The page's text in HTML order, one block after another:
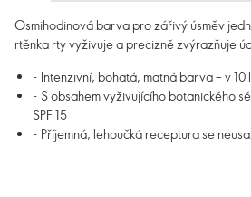
Osmihodinová barva pro zářivý úsměv
rtěnka rty vyživuje a precizně zvýrazňuje
- Intenzivní, bohatá, matná barva – v
- S obsahem vyživujícího botanického
SPF 15
- Příjemná, lehoučká receptura se